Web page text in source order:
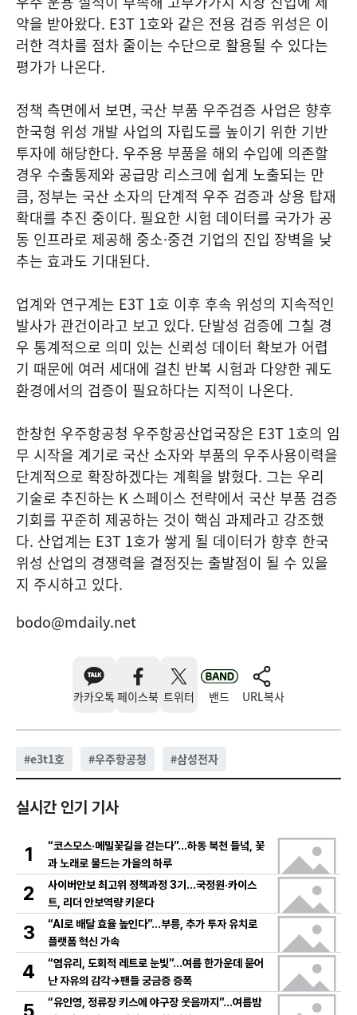
약을 받아왔다. E3T 1호와 같은 전용 검증 위성은 이
러한 격차를 점차 줄이는 수단으로 활용될 수 있다는
평가가 나온다.
정책 측면에서 보면, 국산 부품 우주검증 사업은 향후
한국형 위성 개발 사업의 자립도를 높이기 위한 기반
투자에 해당한다. 우주용 부품을 해외 수입에 의존할
경우 수출통제와 공급망 리스크에 쉽게 노출되는 만
큼, 정부는 국산 소자의 단계적 우주 검증과 상용 탑재
확대를 추진 중이다. 필요한 시험 데이터를 국가가 공
동 인프라로 제공해 중소·중견 기업의 진입 장벽을 낮
추는 효과도 기대된다.
업계와 연구계는 E3T 1호 이후 후속 위성의 지속적인
발사가 관건이라고 보고 있다. 단발성 검증에 그칠 경
우 통계적으로 의미 있는 신뢰성 데이터 확보가 어렵
기 때문에 여러 세대에 걸친 반복 시험과 다양한 궤도
환경에서의 검증이 필요하다는 지적이 나온다.
한창헌 우주항공청 우주항공산업국장은 E3T 1호의 임
무 시작을 계기로 국산 소자와 부품의 우주사용이력을
단계적으로 확장하겠다는 계획을 밝혔다. 그는 우리
기술로 추진하는 K 스페이스 전략에서 국산 부품 검증
기회를 꾸준히 제공하는 것이 핵심 과제라고 강조했
다. 산업계는 E3T 1호가 쌓게 될 데이터가 향후 한국
위성 산업의 경쟁력을 결정짓는 출발점이 될 수 있을
지 주시하고 있다.
bodo@mdaily.net
카카오톡 페이스북 트위터 밴드 URL복사
#e3t1호 #우주항공청 #삼성전자
실시간 인기 기사
1
“코스모스·메밀꽃길을 걷는다”…하동 북천 들녘, 꽃
과 노래로 물드는 가을의 하루
2
사이버안보 최고위 정책과정 3기…국정원·카이스
트, 리더 안보역량 키운다
3
“AI로 배달 효율 높인다”…부릉, 추가 투자 유치로
플랫폼 혁신 가속
4
“염유리, 도회적 레트로 눈빛”…여름 한가운데 묻어
난 자유의 감각→팬들 궁금증 증폭
“유인영, 정류장 키스에 야구장 웃음까지”…여름밤